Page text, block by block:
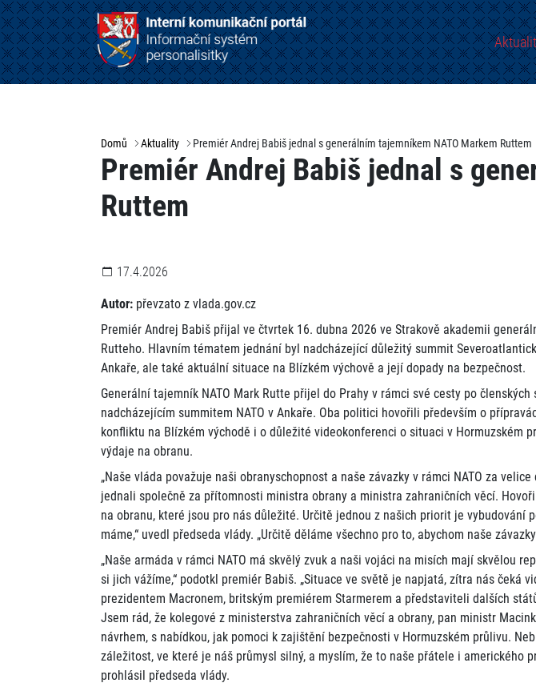
Domů Aktuality Premiér Andrej Babiš jednal s generálním tajemníkem NATO Markem Ruttem
Premiér Andrej Babiš jednal s
Ruttem
17.4.2026
Autor: převzato z vlada.gov.cz
Premiér Andrej Babiš přijal ve čtvrtek 16. dubna 2026 ve Strakově akademii
Rutteho. Hlavním tématem jednání byl nadcházející důležitý summit
Ankaře, ale také aktuální situace na Blízkém výchově a její dopady na bezpečnost.
Generální tajemník NATO Mark Rutte přijel do Prahy v rámci své cesty po členských
nadcházejícím summitem NATO v Ankaře. Oba politici hovořili především o
konfliktu na Blízkém východě i o důležité videokonferenci o situaci v Hormuzském
výdaje na obranu.
„Naše vláda považuje naši obranyschopnost a naše závazky v rámci NATO za
jednali společně za přítomnosti ministra obrany a ministra zahraničních věcí.
na obranu, které jsou pro nás důležité. Určitě jednou z našich priorit je vybudování
máme,“ uvedl předseda vlády. „Určitě děláme všechno pro to, abychom naše
„Naše armáda v rámci NATO má skvělý zvuk a naši vojáci na misích mají skvělou
si jich vážíme,“ podotkl premiér Babiš. „Situace ve světě je napjatá, zítra nás čeká
prezidentem Macronem, britským premiérem Starmerem a představiteli dalších
Jsem rád, že kolegové z ministerstva zahraničních věcí a obrany, pan ministr
návrhem, s nabídkou, jak pomoci k zajištění bezpečnosti v Hormuzském průlivu.
záležitost, ve které je náš průmysl silný, a myslím, že to naše přátele i amerického
prohlásil předseda vlády.